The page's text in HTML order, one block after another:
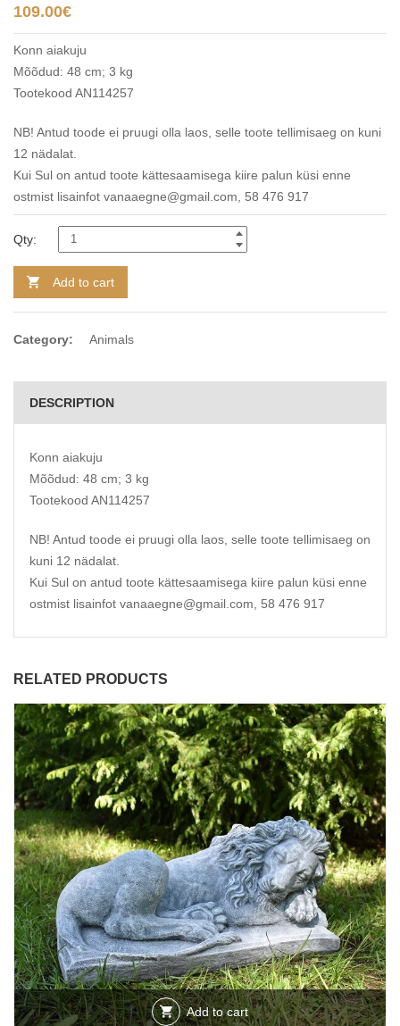
109.00€
Konn aiakuju
Mõõdud: 48 cm; 3 kg
Tootekood AN114257
NB! Antud toode ei pruugi olla laos, selle toote tellimisaeg on kuni
12 nädalat.
Kui Sul on antud toote kättesaamisega kiire palun küsi enne
ostmist lisainfot vanaaegne@gmail.com, 58 476 917
Qty:
Add to cart
Category: Animals
DESCRIPTION
Konn aiakuju
Mõõdud: 48 cm; 3 kg
Tootekood AN114257
NB! Antud toode ei pruugi olla laos, selle toote tellimisaeg on
kuni 12 nädalat.
Kui Sul on antud toote kättesaamisega kiire palun küsi enne
ostmist lisainfot vanaaegne@gmail.com, 58 476 917
RELATED PRODUCTS
Add to cart